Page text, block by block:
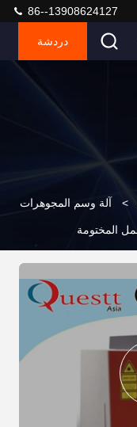
86--13908624127
دردشة
> آلة وسم المجوهرات